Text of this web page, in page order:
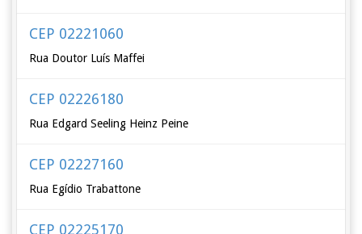
CEP 02221060
Rua Doutor Luís Maffei
CEP 02226180
Rua Edgard Seeling Heinz Peine
CEP 02227160
Rua Egídio Trabattone
CEP 02225170